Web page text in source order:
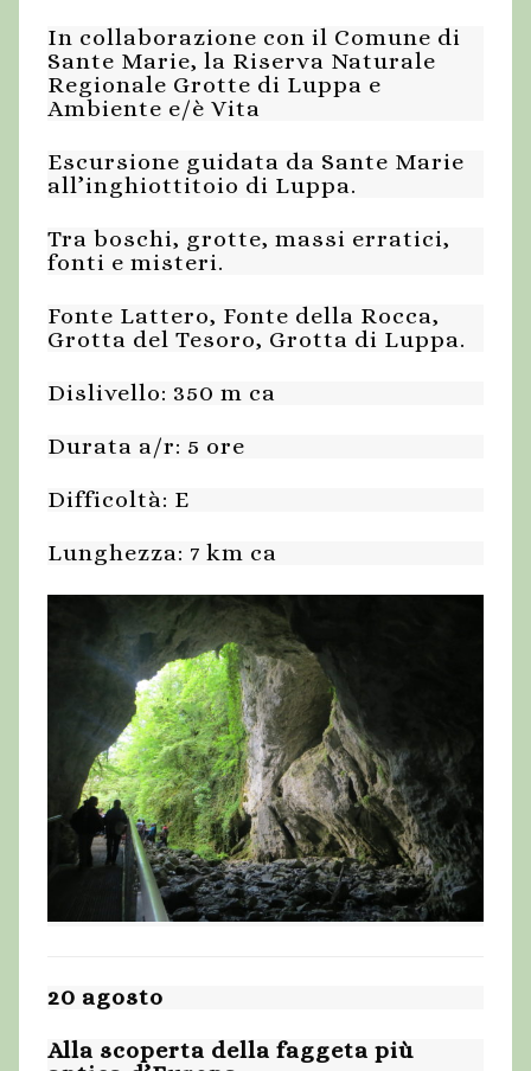
In collaborazione con il Comune di
Sante Marie, la Riserva Naturale
Regionale Grotte di Luppa e
Ambiente e/è Vita
Escursione guidata da Sante Marie
all’inghiottitoio di Luppa.
Tra boschi, grotte, massi erratici,
fonti e misteri.
Fonte Lattero, Fonte della Rocca,
Grotta del Tesoro, Grotta di Luppa.
Dislivello: 350 m ca
Durata a/r: 5 ore
Difficoltà: E
Lunghezza: 7 km ca
20 agosto
Alla scoperta della faggeta più